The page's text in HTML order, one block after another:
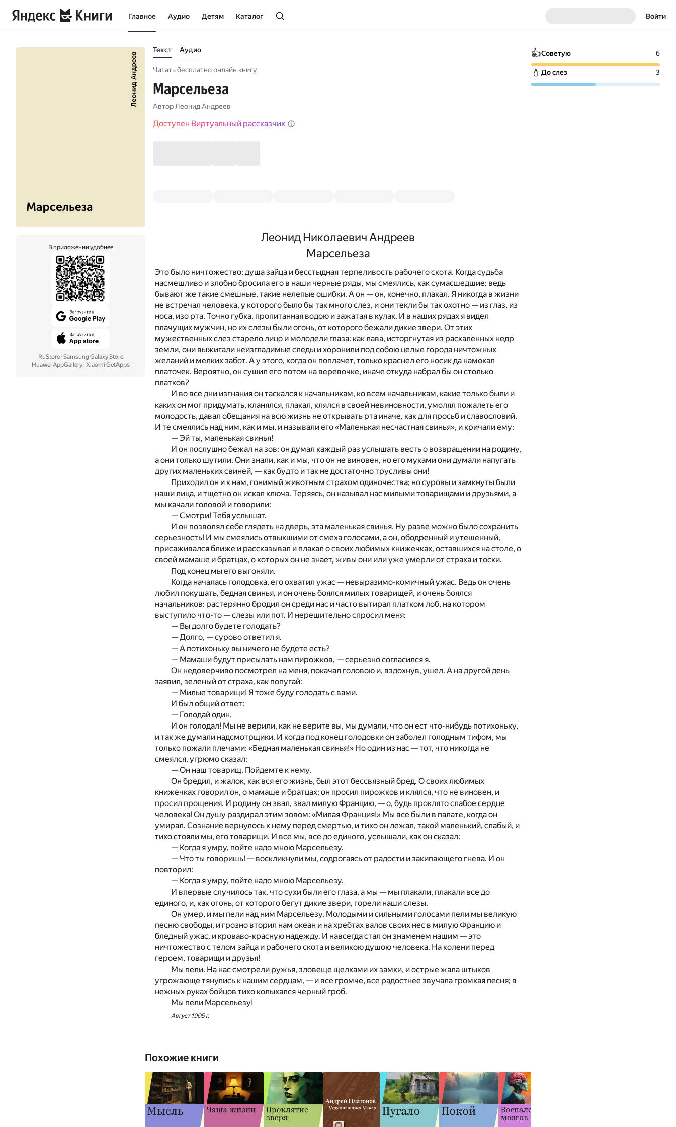
Главное Аудио Детям Каталог Войти
В приложении удобнее
RuStore· Samsung Galaxy Store
Huawei AppGallery· Xiaomi GetApps
Текст Аудио
Читать бесплатно онлайн книгу
Марсельеза
АвторЛеонид Андреев
Доступен Виртуальный рассказчик
Леонид Николаевич Андреев
Марсельеза
Это было ничтожество: душа зайца и бесстыдная терпеливость рабочего скота. Когда судьба
насмешливо и злобно бросила его в наши черные ряды, мы смеялись, как сумасшедшие: ведь
бывают же такие смешные, такие нелепые ошибки. А он — он, конечно, плакал. Я никогда в жизни
не встречал человека, у которого было бы так много слез, и они текли бы так охотно — из глаз, из
носа, изо рта. Точно губка, пропитанная водою и зажатая в кулак. И в наших рядах я видел
плачущих мужчин, но их слезы были огонь, от которого бежали дикие звери. От этих
мужественных слез старело лицо и молодели глаза: как лава, исторгнутая из раскаленных недр
земли, они выжигали неизгладимые следы и хоронили под собою целые города ничтожных
желаний и мелких забот. А у этого, когда он поплачет, только краснел его носик да намокал
платочек. Вероятно, он сушил его потом на веревочке, иначе откуда набрал бы он столько
платков?
И во все дни изгнания он таскался к начальникам, ко всем начальникам, какие только были и
каких он мог придумать, кланялся, плакал, клялся в своей невиновности, умолял пожалеть его
молодость, давал обещания на всю жизнь не открывать рта иначе, как для просьб и славословий.
И те смеялись над ним, как и мы, и называли его «Маленькая несчастная свинья», и кричали ему:
— Эй ты, маленькая свинья!
И он послушно бежал на зов: он думал каждый раз услышать весть о возвращении на родину,
а они только шутили. Они знали, как и мы, что он не виновен, но его муками они думали напугать
других маленьких свиней, — как будто и так не достаточно трусливы они!
Приходил он и к нам, гонимый животным страхом одиночества; но суровы и замкнуты были
наши лица, и тщетно он искал ключа. Теряясь, он называл нас милыми товарищами и друзьями, а
мы качали головой и говорили:
— Смотри! Тебя услышат.
И он позволял себе глядеть на дверь, эта маленькая свинья. Ну разве можно было сохранить
серьезность! И мы смеялись отвыкшими от смеха голосами, а он, ободренный и утешенный,
присаживался ближе и рассказывал и плакал о своих любимых книжечках, оставшихся на столе, о
своей мамаше и братцах, о которых он не знает, живы они или уже умерли от страха и тоски.
Под конец мы его выгоняли.
Когда началась голодовка, его охватил ужас — невыразимо-комичный ужас. Ведь он очень
любил покушать, бедная свинья, и он очень боялся милых товарищей, и очень боялся
начальников: растерянно бродил он среди нас и часто вытирал платком лоб, на котором
выступило что-то — слезы или пот. И нерешительно спросил меня:
— Вы долго будете голодать?
— Долго, — сурово ответил я.
— А потихоньку вы ничего не будете есть?
— Мамаши будут присылать нам пирожков, — серьезно согласился я.
Он недоверчиво посмотрел на меня, покачал головою и, вздохнув, ушел. А на другой день
заявил, зеленый от страха, как попугай:
— Милые товарищи! Я тоже буду голодать с вами.
И был общий ответ:
— Голодай один.
И он голодал! Мы не верили, как не верите вы, мы думали, что он ест что-нибудь потихоньку,
и так же думали надсмотрщики. И когда под конец голодовки он заболел голодным тифом, мы
только пожали плечами: «Бедная маленькая свинья!» Но один из нас — тот, что никогда не
смеялся, угрюмо сказал:
— Он наш товарищ. Пойдемте к нему.
Он бредил, и жалок, как вся его жизнь, был этот бессвязный бред. О своих любимых
книжечках говорил он, о мамаше и братцах; он просил пирожков и клялся, что не виновен, и
просил прощения. И родину он звал, звал милую Францию, — о, будь проклято слабое сердце
человека! Он душу раздирал этим зовом: «Милая Франция!» Мы все были в палате, когда он
умирал. Сознание вернулось к нему перед смертью, и тихо он лежал, такой маленький, слабый, и
тихо стояли мы, его товарищи. И все мы, все до единого, услышали, как он сказал:
— Когда я умру, пойте надо мною Марсельезу.
— Что ты говоришь! — воскликнули мы, содрогаясь от радости и закипающего гнева. И он
повторил:
— Когда я умру, пойте надо мною Марсельезу.
И впервые случилось так, что сухи были его глаза, а мы — мы плакали, плакали все до
единого, и, как огонь, от которого бегут дикие звери, горели наши слезы.
Он умер, и мы пели над ним Марсельезу. Молодыми и сильными голосами пели мы великую
песню свободы, и грозно вторил нам океан и на хребтах валов своих нес в милую Францию и
бледный ужас, и кроваво-красную надежду. И навсегда стал он знаменем нашим — это
ничтожество с телом зайца и рабочего скота и великою душою человека. На колени перед
героем, товарищи и друзья!
Мы пели. На нас смотрели ружья, зловеще щелками их замки, и острые жала штыков
угрожающе тянулись к нашим сердцам, — и все громче, все радостнее звучала громкая песня; в
нежных руках бойцов тихо колыхался черный гроб.
Мы пели Марсельезу!
Август 1905 г.
Похожие книги
👍Советую 6
💧 До слез 3